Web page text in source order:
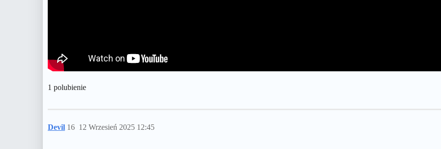
1 polubienie
Devil 12 Wrzesień 2025 12:45
16